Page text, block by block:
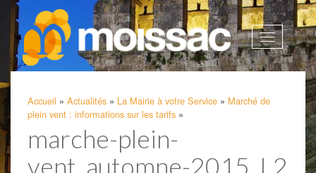
Afficher
la
Accueil » Actualités » La Mairie à votre Service » Marché de
plein vent : informations sur les tarifs »
marche-plein-
vent_automne-2015_L2